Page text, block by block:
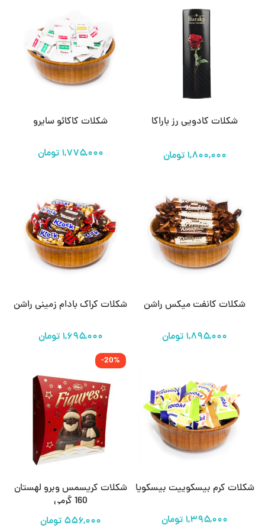
شکلات کادویی رز باراکا
تومان
شکلات کاکائو سایرو
شکلات کانفت میکس راشن شکلات کراک بادام زمینی راشن
شکلات کرم بیسکوییت بیسکویا
-20%
شکلات کریسمس وبرو لهستان
160 گرمی
۵۵۶,۰۰۰ تومان